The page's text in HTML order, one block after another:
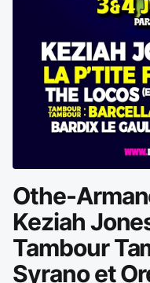
Othe-
Keziah
Tambour
Syrano et